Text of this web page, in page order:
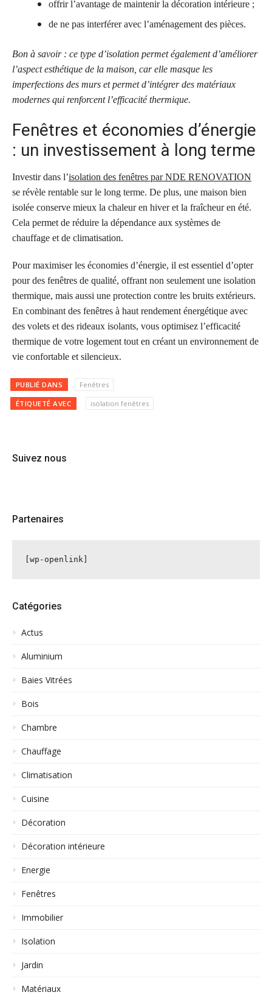
offrir l’avantage de maintenir la décoration intérieure ;
de ne pas interférer avec l’aménagement des pièces.
Bon à savoir : ce type d’isolation permet également d’améliorer
l’aspect esthétique de la maison, car elle masque les
imperfections des murs et permet d’intégrer des matériaux
modernes qui renforcent l’efficacité thermique.
Fenêtres et économies d’énergie
: un investissement à long terme
Investir dans l’isolation des fenêtres par NDE RENOVATION
se révèle rentable sur le long terme. De plus, une maison bien
isolée conserve mieux la chaleur en hiver et la fraîcheur en été.
Cela permet de réduire la dépendance aux systèmes de
chauffage et de climatisation.
Pour maximiser les économies d’énergie, il est essentiel d’opter
pour des fenêtres de qualité, offrant non seulement une isolation
thermique, mais aussi une protection contre les bruits extérieurs.
En combinant des fenêtres à haut rendement énergétique avec
des volets et des rideaux isolants, vous optimisez l’efficacité
thermique de votre logement tout en créant un environnement de
vie confortable et silencieux.
PUBLIÉ DANS Fenêtres
ÉTIQUETÉ AVEC isolation fenêtres
Suivez nous
Partenaires
[wp-openlink]
Catégories
Actus
Aluminium
Baies Vitrées
Bois
Chambre
Chauffage
Climatisation
Cuisine
Décoration
Décoration intérieure
Energie
Fenêtres
Immobilier
Isolation
Jardin
Matériaux